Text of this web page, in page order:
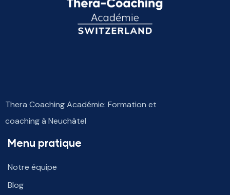
Thera Coaching Académie: Formation et
coaching à Neuchâtel
Menu pratique
Notre équipe
Blog